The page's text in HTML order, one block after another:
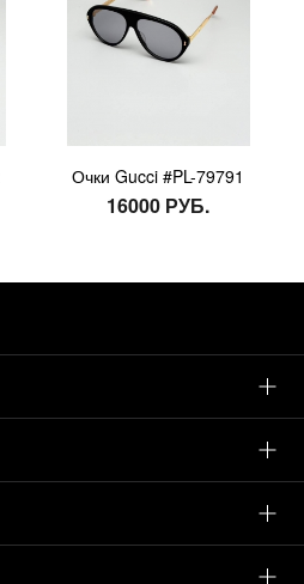
Очки Gucci #PL-79791
16000 РУБ.